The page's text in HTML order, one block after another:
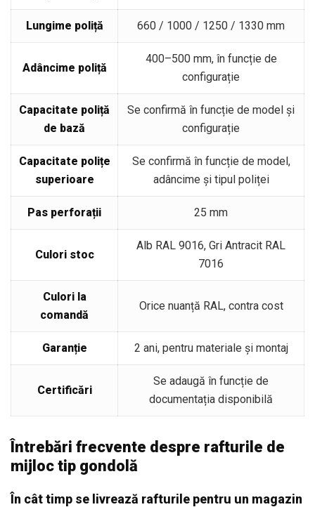
Lungime poliță 660 / 1000 / 1250 / 1330 mm
Adâncime poliță
400–500 mm, în funcție de
configurație
Capacitate poliță
de bază
Se confirmă în funcție de model și
configurație
Capacitate polițe
superioare
Se confirmă în funcție de model,
adâncime și tipul poliței
Pas perforații 25 mm
Culori stoc
Alb RAL 9016, Gri Antracit RAL
7016
Culori la
comandă
Orice nuanță RAL, contra cost
Garanție 2 ani, pentru materiale și montaj
Certificări
Se adaugă în funcție de
documentația disponibilă
Întrebări frecvente despre rafturile de
mijloc tip gondolă
În cât timp se livrează rafturile pentru un magazin